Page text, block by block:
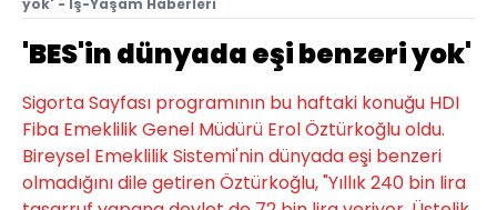
yok' - İş-Yaşam Haberleri
'BES'in dünyada eşi benzeri yok'
Sigorta Sayfası programının bu haftaki konuğu HDI
Fiba Emeklilik Genel Müdürü Erol Öztürkoğlu oldu.
Bireysel Emeklilik Sistemi'nin dünyada eşi benzeri
olmadığını dile getiren Öztürkoğlu, "Yıllık 240 bin lira